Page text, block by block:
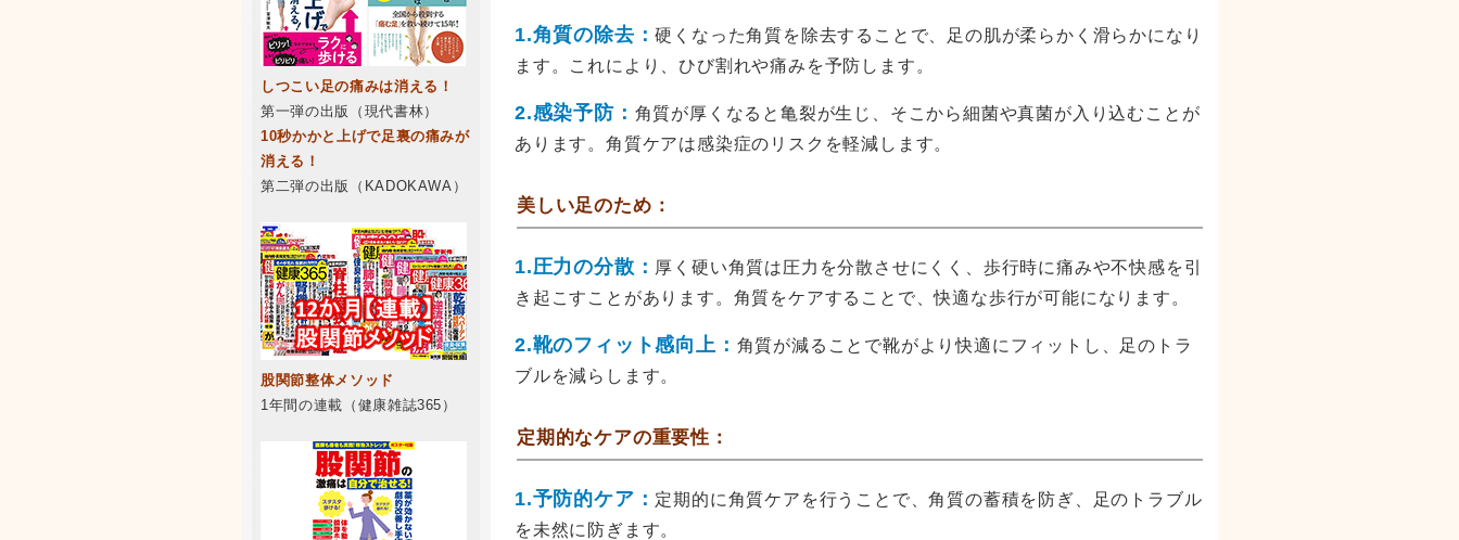
1.角質の除去：硬くなった角質を除去することで、足の肌が柔らかく滑らかになり
ます。これにより、ひび割れや痛みを予防します。
2.感染予防： 角質が厚くなると亀裂が生じ、そこから細菌や真菌が入り込むことが
あります。角質ケアは感染症のリスクを軽減します。
美しい足のため：
1.圧力の分散： 厚く硬い角質は圧力を分散させにくく、歩行時に痛みや不快感を引
き起こすことがあります。角質をケアすることで、快適な歩行が可能になります。
2.靴のフィット感向上： 角質が減ることで靴がより快適にフィットし、足のトラ
ブルを減らします。
定期的なケアの重要性：
1.予防的ケア： 定期的に角質ケアを行うことで、角質の蓄積を防ぎ、足のトラブル
を未然に防ぎます。
しつこい足の痛みは消える！
第一弾の出版（現代書林）
10秒かかと上げで足裏の痛みが
消える！
第二弾の出版（KADOKAWA）
股関節整体メソッド
1年間の連載（健康雑誌365）